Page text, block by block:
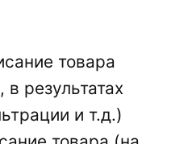
товара
в результатах
и т.д.)